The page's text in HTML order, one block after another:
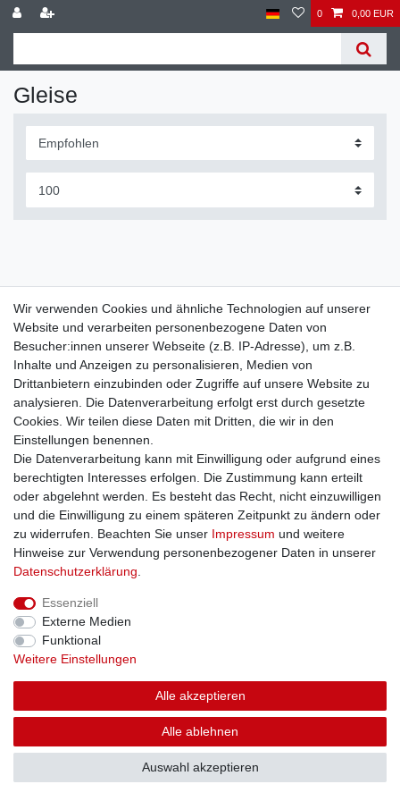
0 0,00 EUR
Gleise
Widerrufs­recht Widerrufs­formular Impressum
Daten­schutz­erklärung AGB
Wir verwenden Cookies und ähnliche Technologien auf unserer
Website und verarbeiten personenbezogene Daten von
Besucher:innen unserer Webseite (z.B. IP-Adresse), um z.B.
Inhalte und Anzeigen zu personalisieren, Medien von
Drittanbietern einzubinden oder Zugriffe auf unsere Website zu
analysieren. Die Datenverarbeitung erfolgt erst durch gesetzte
Cookies. Wir teilen diese Daten mit Dritten, die wir in den
Einstellungen benennen.
Die Datenverarbeitung kann mit Einwilligung oder aufgrund eines
berechtigten Interesses erfolgen. Die Zustimmung kann erteilt
oder abgelehnt werden. Es besteht das Recht, nicht einzuwilligen
und die Einwilligung zu einem späteren Zeitpunkt zu ändern oder
zu widerrufen. Beachten Sie unser Impressum und weitere
Hinweise zur Verwendung personenbezogener Daten in unserer
Daten­schutz­erklärung
Essenziell
Externe Medien
Funktional
Weitere Einstellungen
Alle akzeptieren
Alle ablehnen
Auswahl akzeptieren